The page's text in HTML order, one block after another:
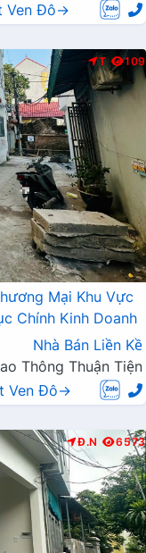
Ven Đô→
T 109
Mại Khu Vực
Chính Kinh Doanh
Nhà Bán Liền Kề
Thông Thuận Tiện
Ven Đô→
Đ.N 6573